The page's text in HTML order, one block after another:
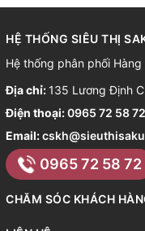
HỆ THỐNG SIÊU THỊ
Hệ thống phân phối
Địa chỉ: 135 Lương Định
Điện thoại:0965 72 58 72
Email:
0965 72 58 72
CHĂM SÓC KHÁCH